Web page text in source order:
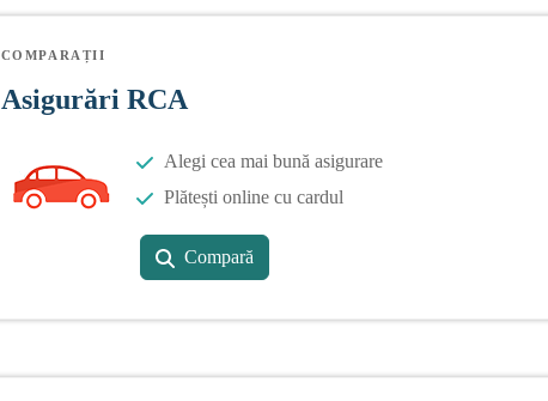
COMPARAȚII
Asigurări RCA
Alegi cea mai bună asigurare
Plătești online cu cardul
Compară